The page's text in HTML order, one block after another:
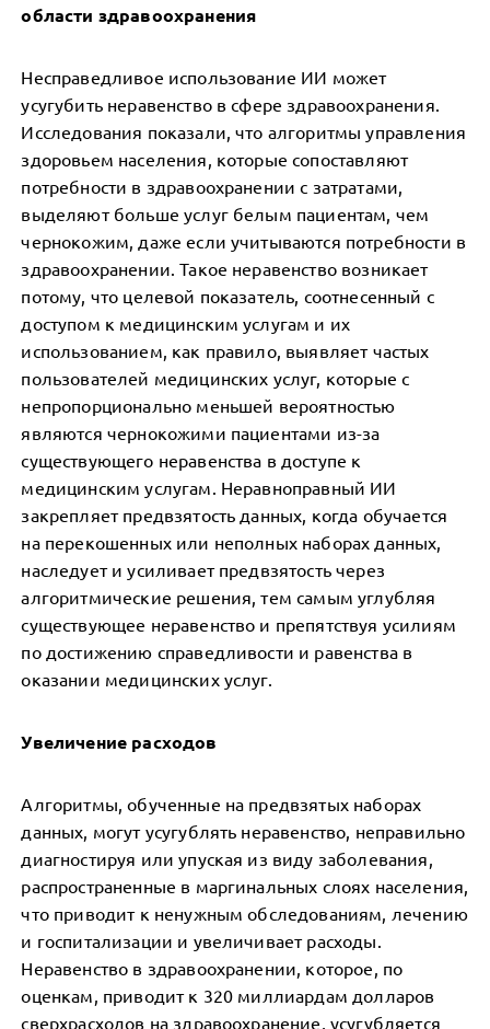
области здравоохранения
Несправедливое использование ИИ может
усугубить неравенство в сфере здравоохранения.
Исследования показали, что алгоритмы управления
здоровьем населения, которые сопоставляют
потребности в здравоохранении с затратами,
выделяют больше услуг белым пациентам, чем
чернокожим, даже если учитываются потребности в
здравоохранении. Такое неравенство возникает
потому, что целевой показатель, соотнесенный с
доступом к медицинским услугам и их
использованием, как правило, выявляет частых
пользователей медицинских услуг, которые с
непропорционально меньшей вероятностью
являются чернокожими пациентами из-за
существующего неравенства в доступе к
медицинским услугам. Неравноправный ИИ
закрепляет предвзятость данных, когда обучается
на перекошенных или неполных наборах данных,
наследует и усиливает предвзятость через
алгоритмические решения, тем самым углубляя
существующее неравенство и препятствуя усилиям
по достижению справедливости и равенства в
оказании медицинских услуг.
Увеличение расходов
Алгоритмы, обученные на предвзятых наборах
данных, могут усугублять неравенство, неправильно
диагностируя или упуская из виду заболевания,
распространенные в маргинальных слоях населения,
что приводит к ненужным обследованиям, лечению
и госпитализации и увеличивает расходы.
Неравенство в здравоохранении, которое, по
оценкам, приводит к 320 миллиардам долларов
сверхрасходов на здравоохранение, усугубляется